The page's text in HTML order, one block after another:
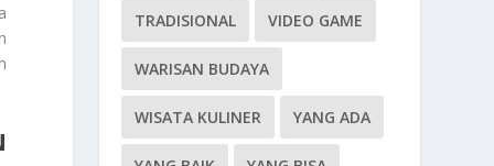
TRADISIONAL VIDEO GAME
WARISAN BUDAYA
WISATA KULINER YANG ADA